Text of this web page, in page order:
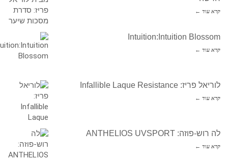
קרא עוד ←
Intuition:Intuition Blossom
קרא עוד ←
לוריאל פריז: Infallible Laque Resistance
קרא עוד ←
לה רוש-פוזה: ANTHELIOS UVSPORT
קרא עוד ←